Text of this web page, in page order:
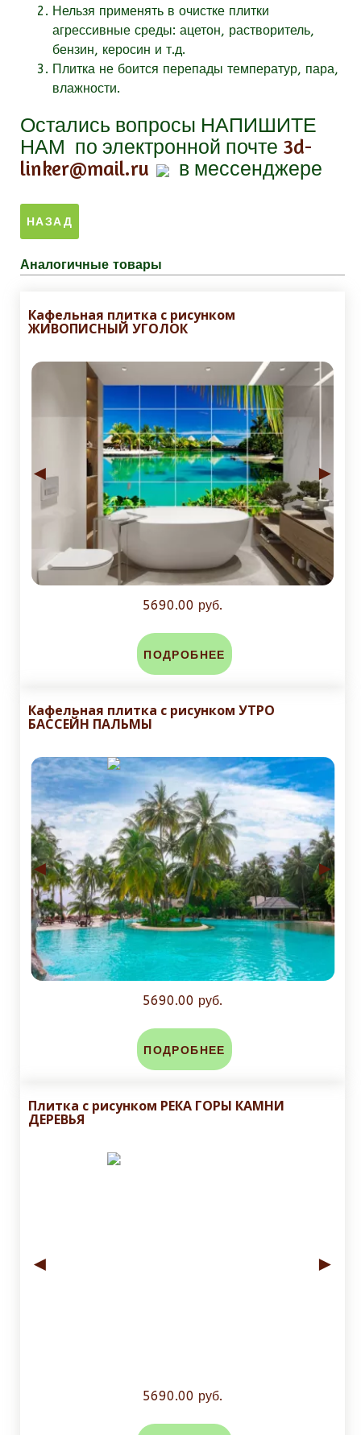
Нельзя применять в очистке плитки
агрессивные среды: ацетон, растворитель,
бензин, керосин и т.д.
Плитка не боится перепады температур, пара,
влажности.
Остались вопросы НАПИШИТЕ
НАМ по электронной почте 3d-
linker@mail.ru
в мессенджере
Аналогичные товары
Кафельная плитка с рисунком
ЖИВОПИСНЫЙ УГОЛОК
◄ ►
5690.00 руб.
ПОДРОБНЕЕ
Кафельная плитка с рисунком УТРО
БАССЕЙН ПАЛЬМЫ
◄ ►
5690.00 руб.
ПОДРОБНЕЕ
Плитка с рисунком РЕКА ГОРЫ КАМНИ
ДЕРЕВЬЯ
◄ ►
5690.00 руб.